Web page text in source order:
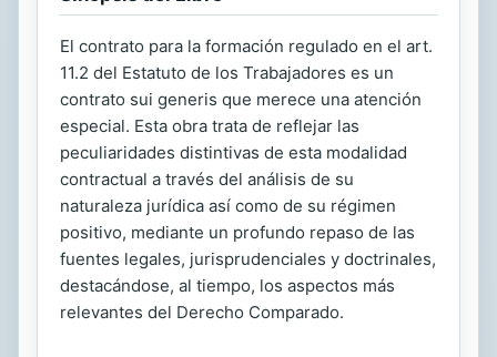
El contrato para la formación regulado en el art.
11.2 del Estatuto de los Trabajadores es un
contrato sui generis que merece una atención
especial. Esta obra trata de reflejar las
peculiaridades distintivas de esta modalidad
contractual a través del análisis de su
naturaleza jurídica así como de su régimen
positivo, mediante un profundo repaso de las
fuentes legales, jurisprudenciales y doctrinales,
destacándose, al tiempo, los aspectos más
relevantes del Derecho Comparado.